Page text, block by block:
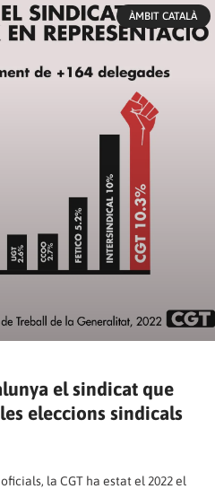
ÀMBIT CATALÀ
el sindicat que
eleccions sindicals
la CGT ha estat el 2022 el